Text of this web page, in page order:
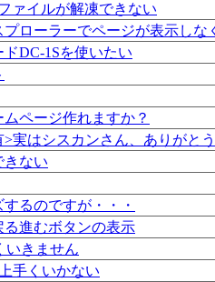
ァイルが解凍できない
ローラーでページが表示しな
DC-1Sを使いたい
ページ作れますか？
>実はシスカンさん、ありがと
きない
るのですが・・・
進むボタンの表示
いきません
手くいかない